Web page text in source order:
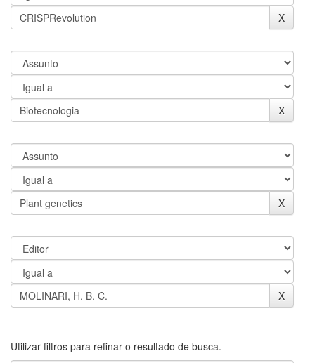
Utilizar filtros para refinar o resultado de busca.